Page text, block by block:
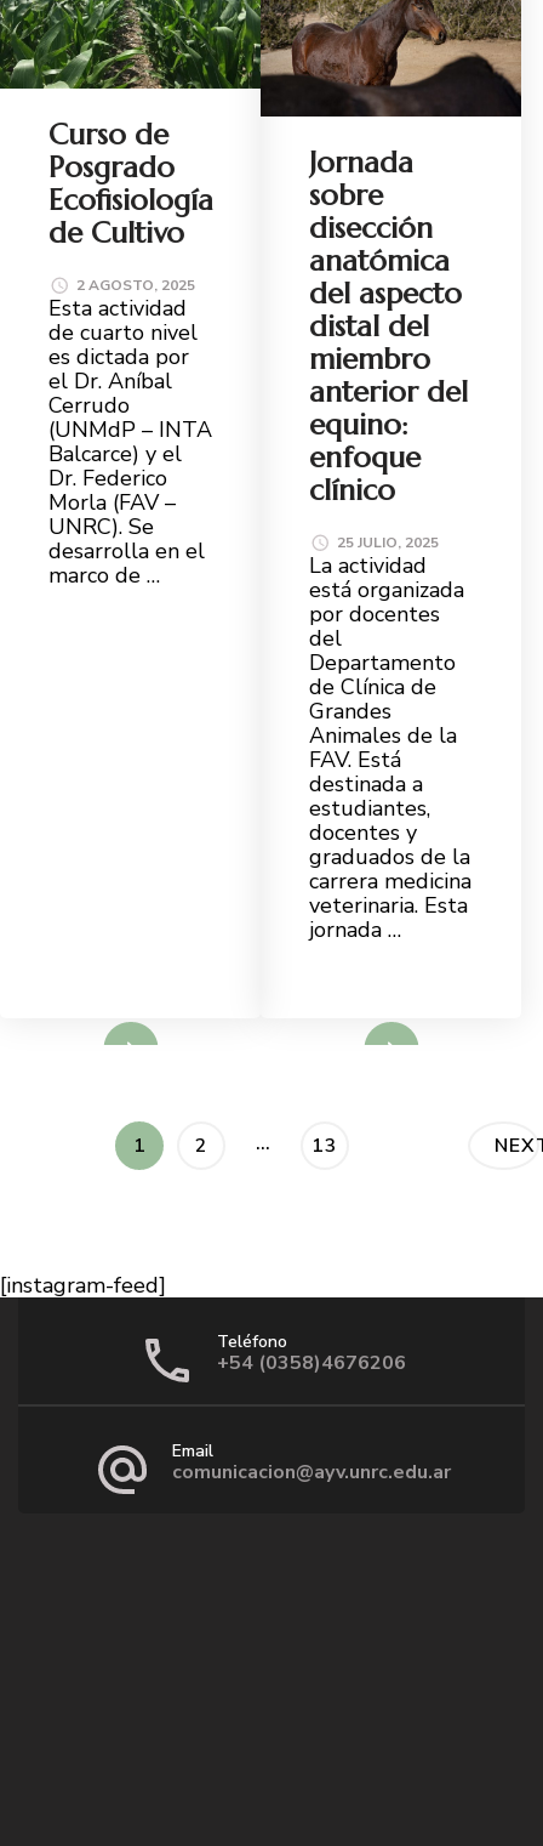
Curso de
Posgrado
Ecofisiología
de Cultivo
2 AGOSTO, 2025
Esta actividad
de cuarto nivel
es dictada por
el Dr. Aníbal
Cerrudo
(UNMdP – INTA
Balcarce) y el
Dr. Federico
Morla (FAV –
UNRC). Se
desarrolla en el
marco de …
Jornada
sobre
disección
anatómica
del aspecto
distal del
miembro
anterior del
equino:
enfoque
clínico
25 JULIO, 2025
La actividad
está organizada
por docentes
del
Departamento
de Clínica de
Grandes
Animales de la
FAV. Está
destinada a
estudiantes,
docentes y
graduados de la
carrera medicina
veterinaria. Esta
jornada …
1 2 … 13
[instagram-feed]
Teléfono
+54 (0358)4676206
Email
comunicacion@ayv.unrc.edu.ar